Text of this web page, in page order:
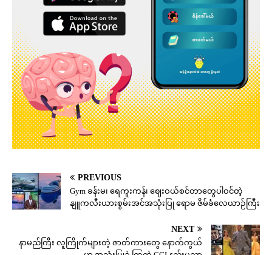
PREVIOUS
Gym ခန်းမ၊ ရေကူးကန်၊ ဈေးဝယ်စင်တာတွေပါဝင်တဲ့
နျူကလီးယားစွမ်းအင်အသုံးပြု ဧရာမ ဇိမ်ခံလေယာဉ်ကြီး
NEXT
နာမည်ကြီး လူကြိုက်များတဲ့ ဇာတ်ကားတွေ နောက်ကွယ်